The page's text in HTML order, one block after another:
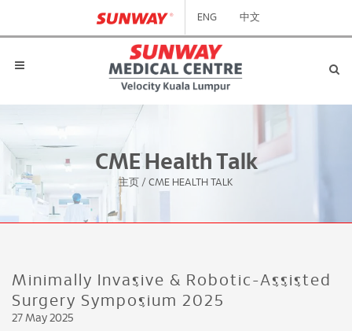
ENG 中文
CME Health Talk
主页 / CME HEALTH TALK
Minimally Invasive & Robotic-Assisted
Surgery Symposium 2025
27 May 2025